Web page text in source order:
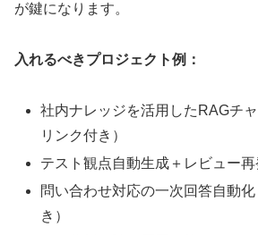
が鍵になります。
入れるべきプロジェクト例：
社内ナレッジを活用したRAGチ
リンク付き）
テスト観点自動生成＋レビュー
問い合わせ対応の一次回答自動
き）